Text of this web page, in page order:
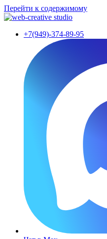
Перейти к содержимому
+7(949)-374-89-95